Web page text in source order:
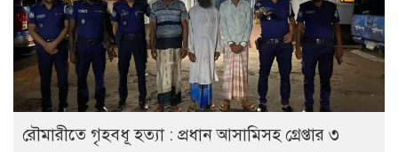
রৌমারীতে গৃহবধূ হত্যা : প্রধান আসামিসহ গ্রেপ্তার ৩